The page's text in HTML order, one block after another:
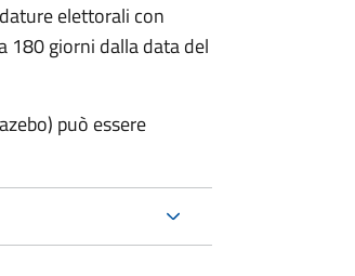
elettorali con
180 giorni dalla data del
può essere